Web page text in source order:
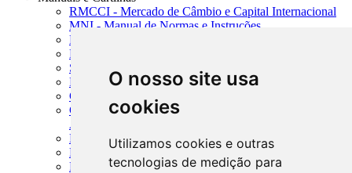
O nosso site usa
cookies
Utilizamos cookies e outras
tecnologias de medição para
RMCCI - Mercado de Câmbio e Capital Internacional
MNI - Manual de Normas e Instruções
MTVM - Manual de Títulos e Valores Mobiliários
MCR - Manual de Crédito Rural
SISORF - Manual de Organização do SFN
MASUP - Manual de Supervisão Bancária
CADOC - Catálogo de Documentos
CNAE-CONCLA - Classificação Nacional de
Atividades Econômicas
PMF - Cartilhas do BCB
Manuais Auxiliares do BCB e Cosif-e
Resenhas Diárias Governamentais